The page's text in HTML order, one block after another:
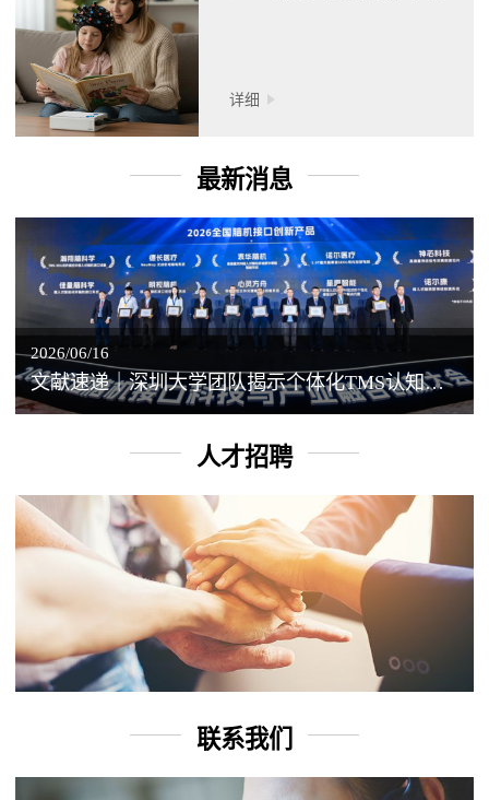
详细
最新消息
2026/06/16
文献速递｜深圳大学团队揭示个体化TMS认知增强背后的神经机制
人才招聘
联系我们